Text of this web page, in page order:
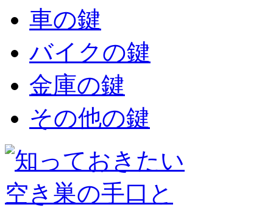
車の鍵
バイクの鍵
金庫の鍵
その他の鍵